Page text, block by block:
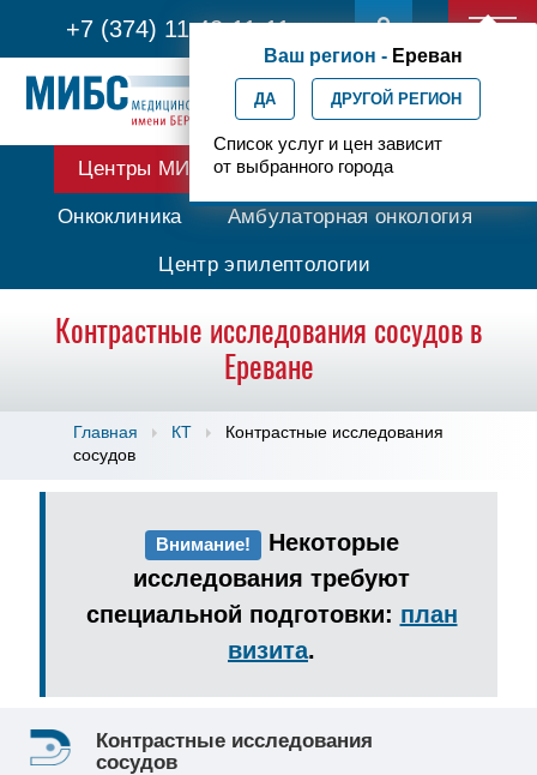
+7 (374) 11 42-11-11
Ваш регион - Ереван
ДА ДРУГОЙ РЕГИОН
Список услуг и цен зависит
от выбранного города
Центры МИБС Протонная терапия
Онкоклиника Амбулаторная онкология
Центр эпилептологии
Контрастные исследования сосудов в
Ереване
Главная КТ
Контрастные исследования
сосудов
Внимание! Некоторые
исследования требуют
специальной подготовки: план
визита.
Контрастные исследования
сосудов